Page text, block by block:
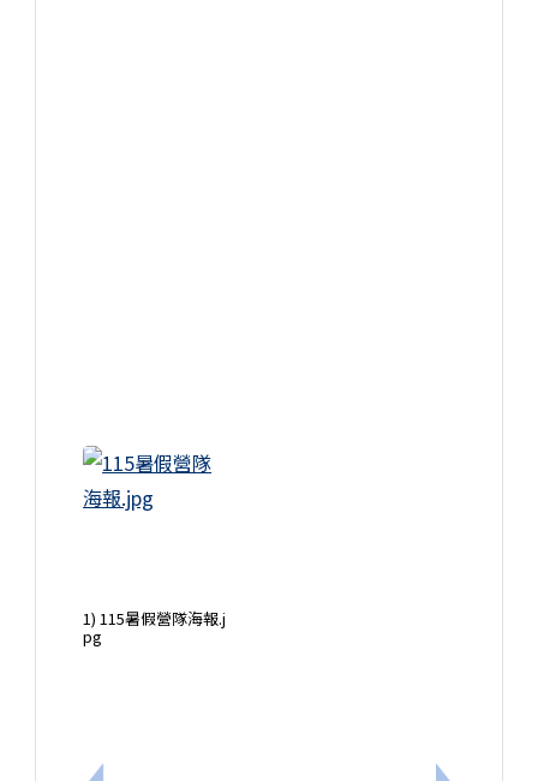
1) 115暑假營隊海報.j
pg